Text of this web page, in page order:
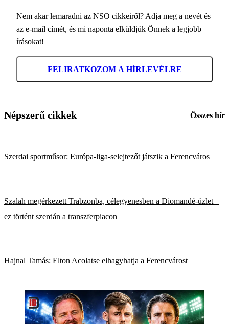
Nem akar lemaradni az NSO cikkeiről? Adja meg a nevét és
az e-mail címét, és mi naponta elküldjük Önnek a legjobb
írásokat!
FELIRATKOZOM A HÍRLEVÉLRE
Népszerű cikkek Összes hír
Szerdai sportműsor: Európa-liga-selejtezőt játszik a Ferencváros
Szalah megérkezett Trabzonba, célegyenesben a Diomandé-üzlet –
ez történt szerdán a transzferpiacon
Hajnal Tamás: Elton Acolatse elhagyhatja a Ferencvárost